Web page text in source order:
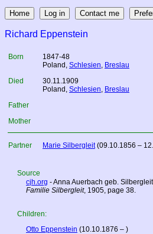
Richard Eppenstein
Born
1847-48
Poland , Schlesien, Breslau
Died
30.11.1909
Poland , Schlesien, Breslau
Father
Mother
Partner Marie Silbergleit(09.10.1856 –
Source
cjh.org - Anna Auerbach geb.
Familie Silbergleit, 1905, page 38.
Children:
Otto Eppenstein (10.10.1876 – )